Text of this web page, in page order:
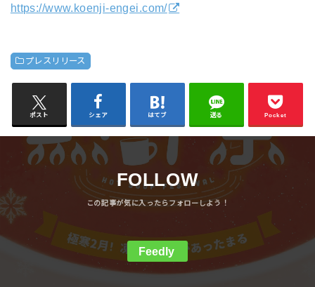
https://www.koenji-engei.com/
プレスリリース
ポスト シェア はてブ 送る Pocket
FOLLOW
Feedly